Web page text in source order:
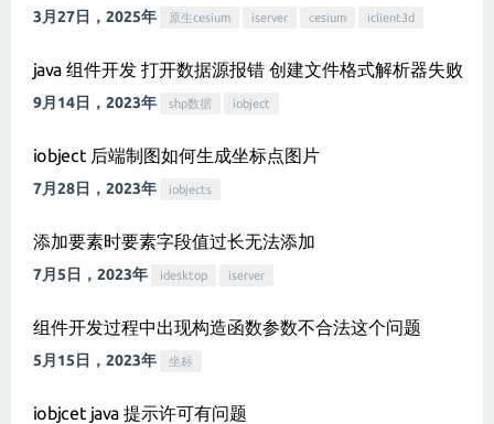
3月27日，2025年 原生cesium iserver cesium iclient3d
java 组件开发 打开数据源报错 创建文件格式解析器失败
9月14日，2023年 shp数据 iobject
iobject 后端制图如何生成坐标点图片
7月28日，2023年 iobjects
添加要素时要素字段值过长无法添加
7月5日，2023年 idesktop iserver
组件开发过程中出现构造函数参数不合法这个问题
5月15日，2023年 坐标
iobjcet java 提示许可有问题